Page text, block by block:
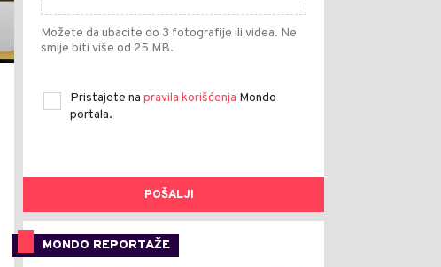
Možete da ubacite do 3 fotografije ili videa. Ne
smije biti više od 25 MB.
Pristajete na pravila korišćenja Mondo
portala.
POŠALJI
MONDO REPORTAŽE